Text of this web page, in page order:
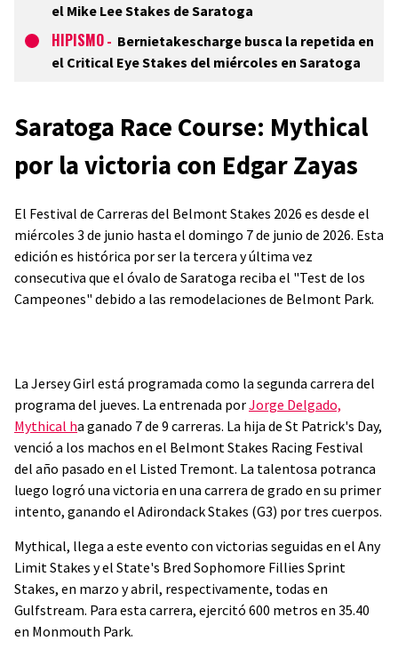
el Mike Lee Stakes de Saratoga
HIPISMO - Bernietakescharge busca la repetida en
el Critical Eye Stakes del miércoles en Saratoga
Saratoga Race Course: Mythical
por la victoria con Edgar Zayas
El Festival de Carreras del Belmont Stakes 2026 es desde el
miércoles 3 de junio hasta el domingo 7 de junio de 2026. Esta
edición es histórica por ser la tercera y última vez
consecutiva que el óvalo de Saratoga reciba el "Test de los
Campeones" debido a las remodelaciones de Belmont Park.
La Jersey Girl está programada como la segunda carrera del
programa del jueves. La entrenada porJorge Delgado,
Mythical ha ganado 7 de 9 carreras. La hija de St Patrick's Day,
venció a los machos en el Belmont Stakes Racing Festival
del año pasado en el Listed Tremont. La talentosa potranca
luego logró una victoria en una carrera de grado en su primer
intento, ganando el Adirondack Stakes (G3) por tres cuerpos.
Mythical, llega a este evento con victorias seguidas en el Any
Limit Stakes y el State's Bred Sophomore Fillies Sprint
Stakes, en marzo y abril, respectivamente, todas en
Gulfstream. Para esta carrera, ejercitó 600 metros en 35.40
en Monmouth Park.